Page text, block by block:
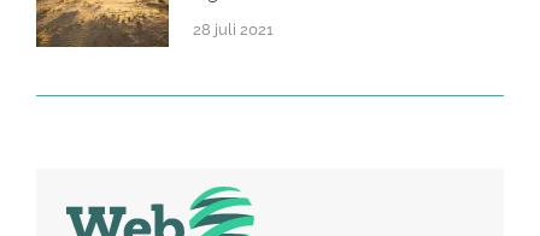
28 juli 2021